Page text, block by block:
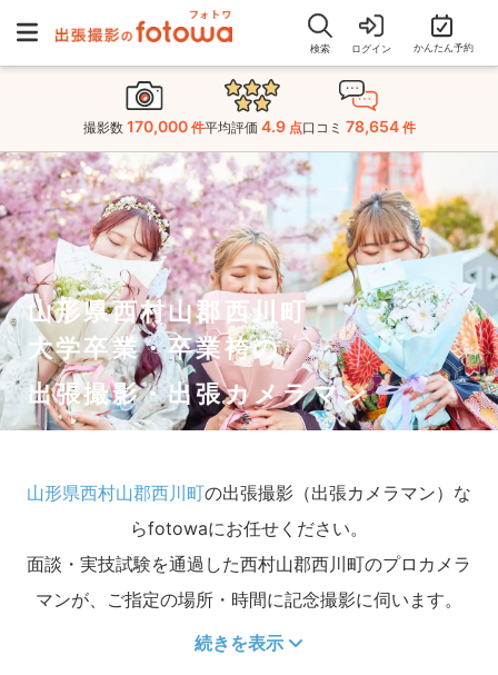
検索 ログイン かんたん予約
撮影数 170,000 件平均評価 4.9 点口コミ 78,654 件
山形県西村山郡西川町
大学卒業・卒業袴の
出張撮影・出張カメラマン
山形県西村山郡西川町の出張撮影（出張カメラマン）な
らfotowaにお任せください。
面談・実技試験を通過した西村山郡西川町のプロカメラ
マンが、ご指定の場所・時間に記念撮影に伺います。
続きを表示